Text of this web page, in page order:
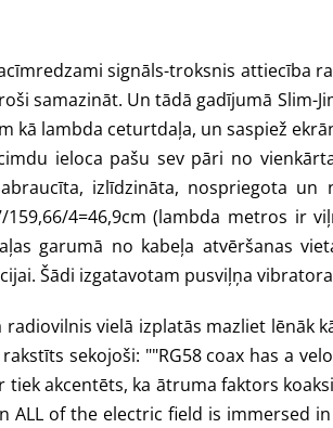
signāls-troksnis attiecība
samazināt. Un tādā gadījumā Slim-
kā lambda ceturtdaļa, un saspiež
ieloca pašu sev pāri no
izlīdzināta, nospriegota
159,66/4=46,9cm (lambda metros ir
garumā no kabeļa atvēršanas
Šādi izgatavotam pusviļņa
radiovilnis vielā izplatās mazliet lēnāk
sekojoši: ""RG58 coax has a
tiek akcentēts, ka ātruma faktors
ALL of the electric field is immersed